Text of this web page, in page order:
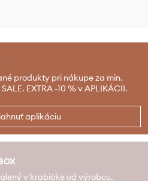
produkty pri nákupe za min.
EXTRA -10 % v APLIKÁCII.
aplikáciu
v krabičke od výrobcu.